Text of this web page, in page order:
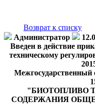
Возврат к списку
Администратор
Введен в действие
техническому
Межгосударственный
"БИОТОПЛИВО
СОДЕРЖАНИЯ